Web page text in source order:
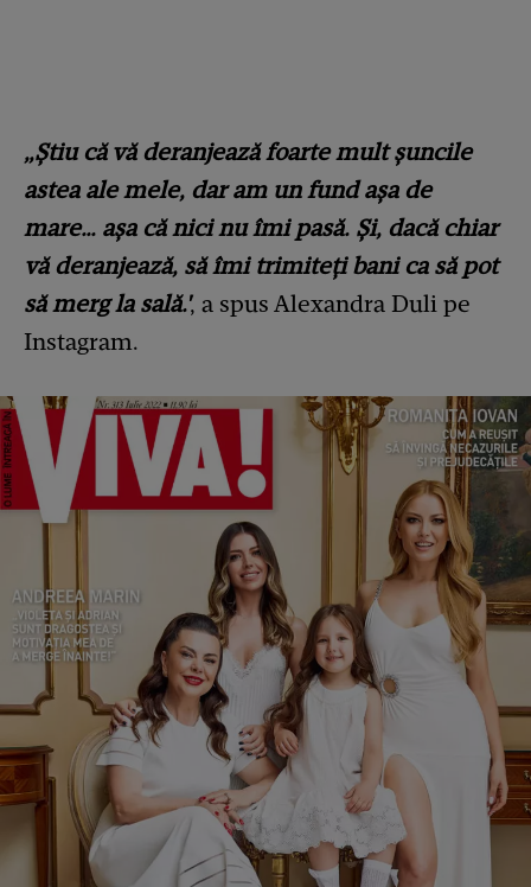
„Știu că vă deranjează foarte mult șuncile
astea ale mele, dar am un fund așa de
mare… așa că nici nu îmi pasă. Și, dacă chiar
vă deranjează, să îmi trimiteți bani ca să pot
să merg la sală.', a spus Alexandra Duli pe
Instagram.